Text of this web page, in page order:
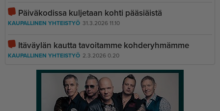
Päiväkodissa kuljetaan kohti pääsiäistä
KAUPALLINEN YHTEISTYÖ 31.3.2026 11.10
Itäväylän kautta tavoitamme kohderyhmämme
KAUPALLINEN YHTEISTYÖ 2.3.2026 0.20